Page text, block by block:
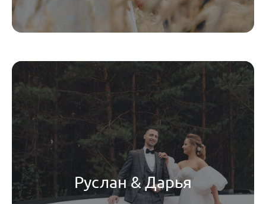
Руслан & Дарья